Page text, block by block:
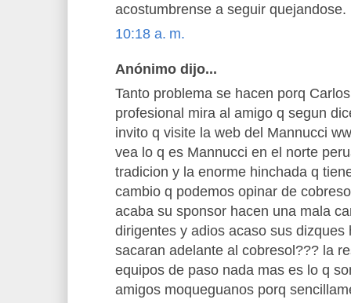
acostumbrense a seguir quejandose.
10:18 a. m.
Anónimo dijo...
Tanto problema se hacen porq
profesional mira al amigo q segun
invito q visite la web del Mannucci
vea lo q es Mannucci en el norte
tradicion y la enorme hinchada q
cambio q podemos opinar de
acaba su sponsor hacen una mala
dirigentes y adios acaso sus dizques
sacaran adelante al cobresol??? la
equipos de paso nada mas es lo q
amigos moqueguanos porq